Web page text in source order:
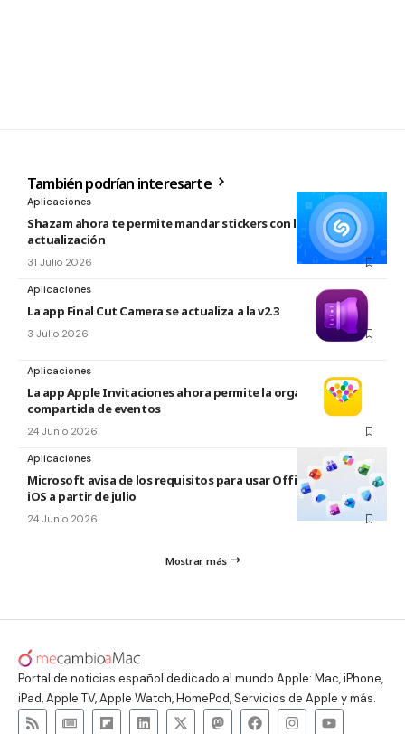
También podrían interesarte
Aplicaciones
Shazam ahora te permite mandar stickers con la nueva
actualización
31 Julio 2026
Aplicaciones
La app Final Cut Camera se actualiza a la v2.3
3 Julio 2026
Aplicaciones
La app Apple Invitaciones ahora permite la organización
compartida de eventos
24 Junio 2026
Aplicaciones
Microsoft avisa de los requisitos para usar Office en macOS y
iOS a partir de julio
24 Junio 2026
Mostrar más
Portal de noticias español dedicado al mundo Apple: Mac, iPhone,
iPad, Apple TV, Apple Watch, HomePod, Servicios de Apple y más.